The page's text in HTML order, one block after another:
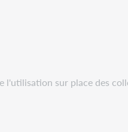
l'utilisation sur place des